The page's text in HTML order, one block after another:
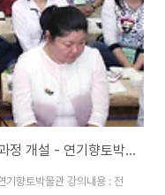
[놀이이야기] 전통놀이 전문강사 심화과정 개설 - 연기향토박물관
기향토박물관 강의내용 : 전